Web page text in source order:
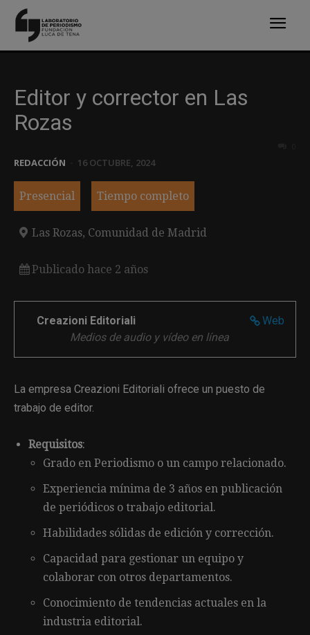
Editor y corrector en Las
Rozas
REDACCIÓN 16 OCTUBRE, 2024
Presencial Tiempo completo
Las Rozas, Comunidad de Madrid
Publicado hace 2 años
Web
Creazioni Editoriali
Medios de audio y vídeo en línea
La empresa Creazioni Editoriali ofrece un puesto de
trabajo de editor.
Requisitos:
Grado en Periodismo o un campo relacionado.
Experiencia mínima de 3 años en publicación
de periódicos o trabajo editorial.
Habilidades sólidas de edición y corrección.
Capacidad para gestionar un equipo y
colaborar con otros departamentos.
Conocimiento de tendencias actuales en la
industria editorial.